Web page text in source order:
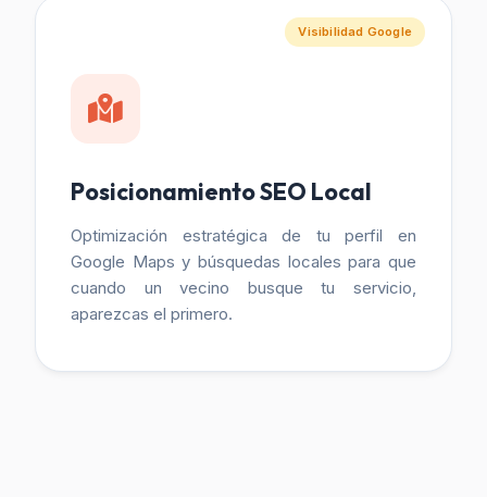
Visibilidad Google
Posicionamiento SEO Local
Optimización estratégica de tu perfil en
Google Maps y búsquedas locales para que
cuando un vecino busque tu servicio,
aparezcas el primero.